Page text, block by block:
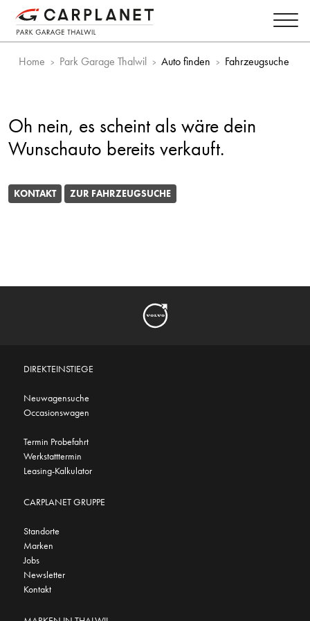
Home Park Garage Thalwil Auto finden Fahrzeugsuche
Oh nein, es scheint als wäre dein
Wunschauto bereits verkauft.
KONTAKT ZUR FAHRZEUGSUCHE
DIREKTEINSTIEGE
Neuwagensuche
Occasionswagen
Termin Probefahrt
Werkstatttermin
Leasing-Kalkulator
CARPLANET GRUPPE
Standorte
Marken
Jobs
Newsletter
Kontakt